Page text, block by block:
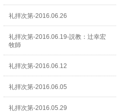
礼拝次第-2016.06.26
礼拝次第-2016.06.19-説教：辻幸宏
牧師
礼拝次第-2016.06.12
礼拝次第-2016.06.05
礼拝次第-2016.05.29